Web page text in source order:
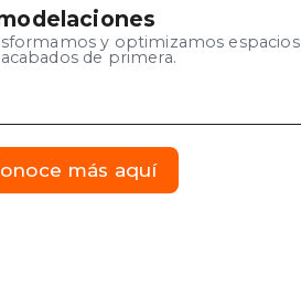
y optimizamos espacios
de primera.
más aquí